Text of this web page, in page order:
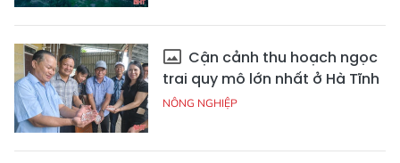
Cận cảnh thu hoạch ngọc
trai quy mô lớn nhất ở Hà Tĩnh
NÔNG NGHIỆP